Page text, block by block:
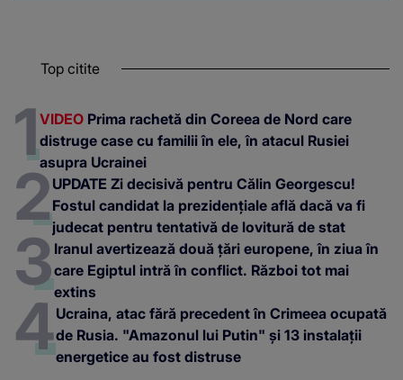
Top citite
VIDEO Prima rachetă din Coreea de Nord care
distruge case cu familii în ele, în atacul Rusiei
asupra Ucrainei
UPDATE Zi decisivă pentru Călin Georgescu!
Fostul candidat la prezidențiale află dacă va fi
judecat pentru tentativă de lovitură de stat
Iranul avertizează două țări europene, în ziua în
care Egiptul intră în conflict. Război tot mai
extins
Ucraina, atac fără precedent în Crimeea ocupată
de Rusia. "Amazonul lui Putin" și 13 instalații
energetice au fost distruse